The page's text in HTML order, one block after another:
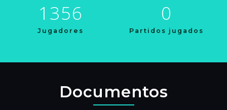
1356
Jugadores
0
Partidos jugados
Documentos